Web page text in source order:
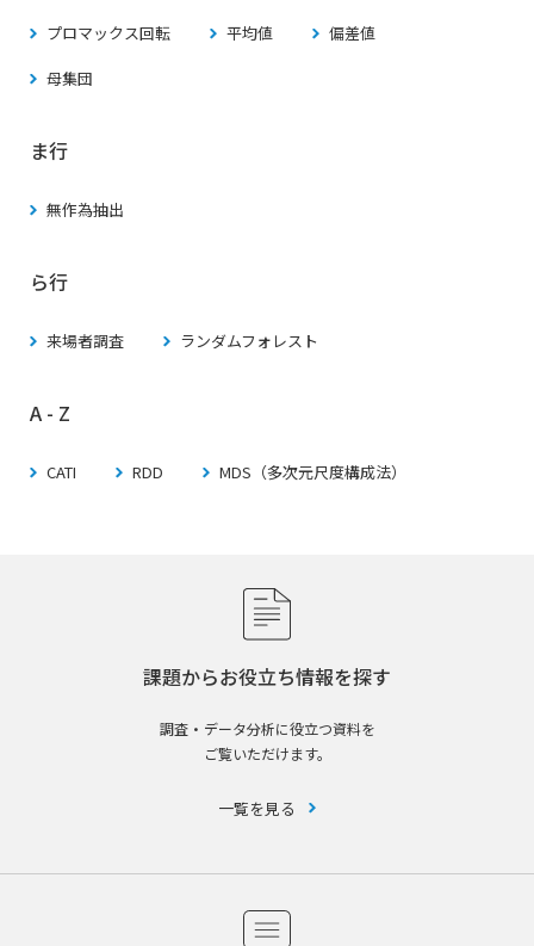
プロマックス回転
平均値
偏差値
母集団
ま行
無作為抽出
ら行
来場者調査 ランダムフォレスト
A - Z
CATI RDD MDS（多次元尺度構成法）
課題からお役立ち情報を探す
調査・データ分析に役立つ資料を
ご覧いただけます。
一覧を見る